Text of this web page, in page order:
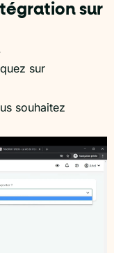
sur
sur
souhaitez